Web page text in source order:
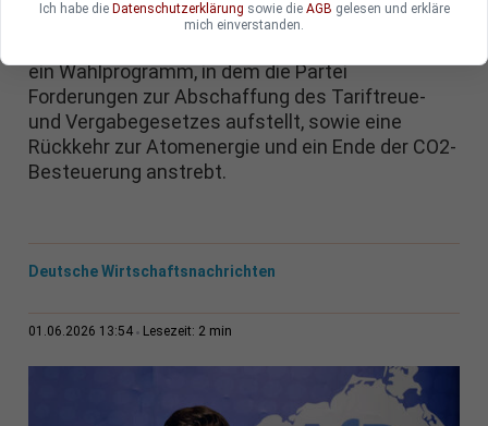
Vorpommern verabschiedeten die Delegierten
ein Wahlprogramm, in dem die Partei
Forderungen zur Abschaffung des Tariftreue-
und Vergabegesetzes aufstellt, sowie eine
Rückkehr zur Atomenergie und ein Ende der CO2-
Besteuerung anstrebt.
Deutsche Wirtschaftsnachrichten
01.06.2026 13:54 Lesezeit: 2 min
Ich habe die Datenschutzerklärung sowie die AGB gelesen und erkläre
mich einverstanden.